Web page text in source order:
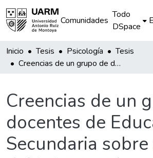
Comunidades
Todo
DSpace
Inicio Tesis Psicología
Tesis
Creencias de un grupo de docentes de Educación Secundaria sobre el rol del tutor en el acompañamiento tutorial, en una institución educativa pública de Lima Metropolitana
Creencias de un
docentes de
Secundaria